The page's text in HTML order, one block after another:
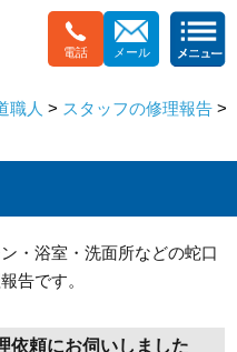
電話 メール
職人 > スタッフの修理報告 >
・浴室・洗面所などの蛇口
告です。
依頼にお伺いしました